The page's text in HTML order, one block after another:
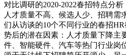
对比调研的2020-2022春招特点分
人才质量不高、候选人少、招聘需
们从访谈的10个不同行业的春招
势后的潜在因素：人才质量下降主
件、智能硬件、汽车等热门行业岗